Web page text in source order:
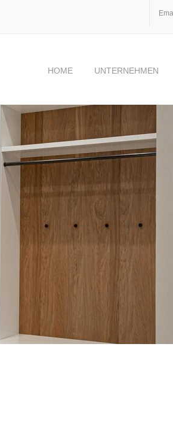
HOME UNTERNEHMEN